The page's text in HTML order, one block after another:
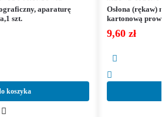
aparaturę
szt.
koszyka
Osłona (rękaw)
kartonową
9,60 zł